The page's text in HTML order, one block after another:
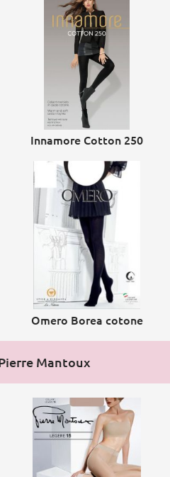
Innamore Cotton 250
Omero Borea cotone
Mantoux